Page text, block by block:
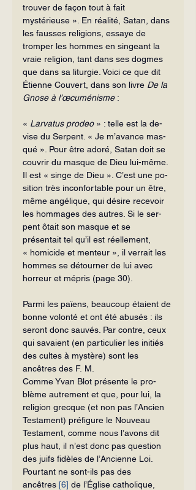
trouver de façon tout à fait
mystérieuse ». En réalité, Satan, dans
les fausses religions, essaye de
tromper les hommes en singeant la
vraie religion, tant dans ses dogmes
que dans sa liturgie. Voici ce que dit
Étienne Couvert, dans son livre De la
Gnose à l’œcuménisme :
« Larvatus prodeo » : telle est la de­
vise du Serpent. « Je m’avance mas­
qué ». Pour être adoré, Satan doit se
couvrir du masque de Dieu lui-même.
Il est « singe de Dieu ». C’est une po­
sition très inconfortable pour un être,
même angélique, qui désire recevoir
les hommages des autres. Si le ser­
pent ôtait son masque et se
présentait tel qu’il est réellement,
« homicide et menteur », il verrait les
hommes se dé­tourner de lui avec
horreur et mé­pris (page 30).
Parmi les païens, beaucoup étaient de
bonne volonté et ont été abusés : ils
seront donc sauvés. Par contre, ceux
qui savaient (en particulier les initiés
des cultes à mys­tère) sont les
ancêtres des F. M.
Comme Yvan Blot présente le pro­
blème autrement et que, pour lui, la
reli­gion grecque (et non pas l’Ancien
Testa­ment) préfigure le Nouveau
Testament, comme nous l’avons dit
plus haut, il n’est donc pas question
des juifs fidèles de l’An­cienne Loi.
Pourtant ne sont-ils pas des
ancêtres [6] de l’Église catholique,